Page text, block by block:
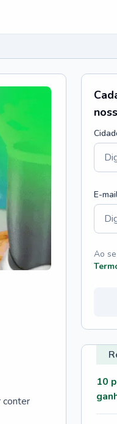
conter
E-
Ao
10